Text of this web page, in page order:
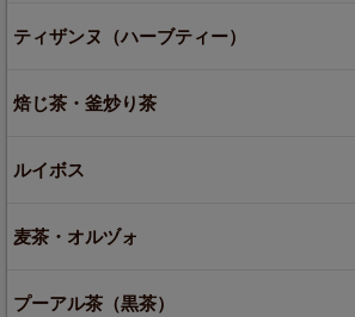
ティザンヌ（ハーブティー）
焙じ茶・釜炒り茶
ルイボス
麦茶・オルヅォ
プーアル茶（黒茶）